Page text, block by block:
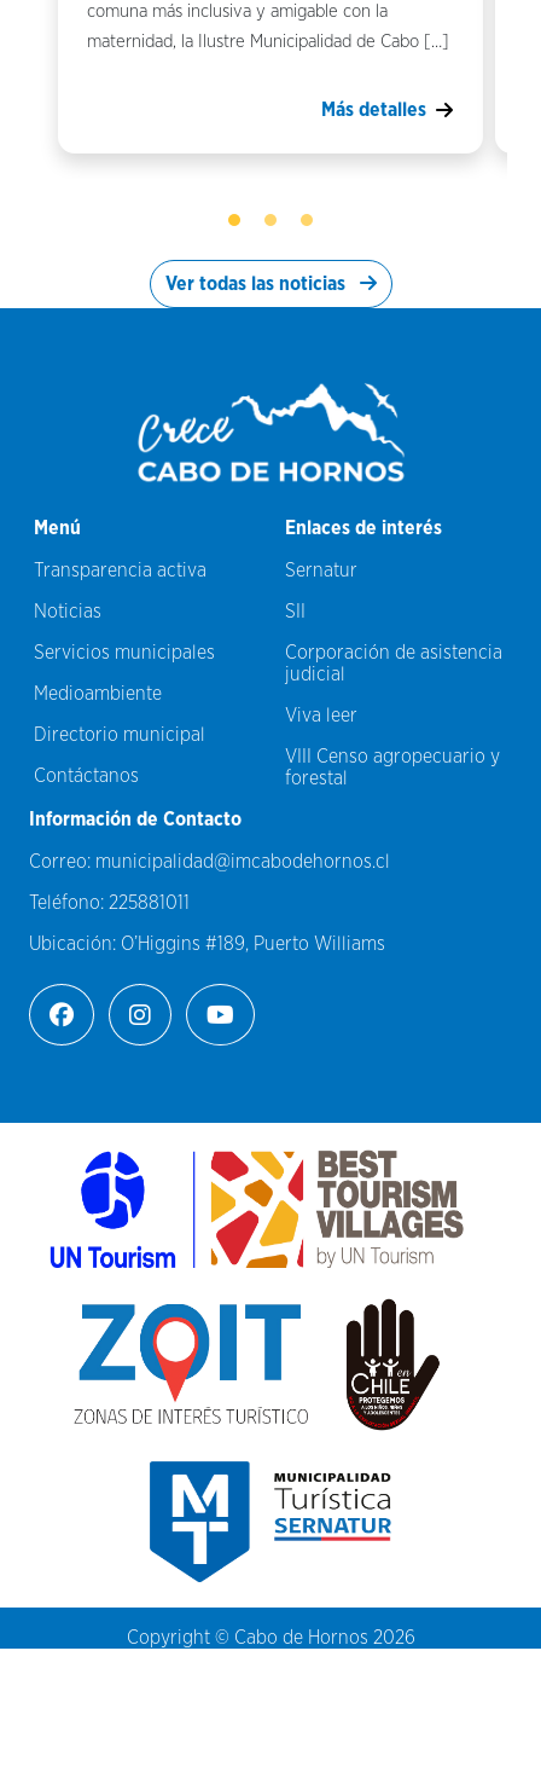
comuna más inclusiva y amigable con la
maternidad, la Ilustre Municipalidad de Cabo […]
Más detalles
Ver todas las noticias
Menú
Transparencia activa
Noticias
Servicios municipales
Medioambiente
Directorio municipal
Contáctanos
Enlaces de interés
Sernatur
SII
Corporación de asistencia
judicial
Viva leer
VIII Censo agropecuario y
forestal
Información de Contacto
Correo: municipalidad@imcabodehornos.cl
Teléfono: 225881011
Ubicación: O’Higgins #189, Puerto Williams
Copyright © Cabo de Hornos 2026